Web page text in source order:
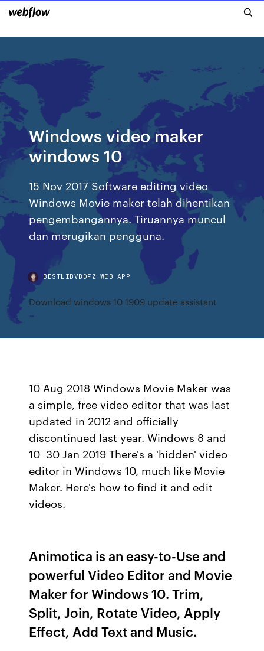
Windows video maker
windows 10
15 Nov 2017 Software editing video
Windows Movie maker telah dihentikan
pengembangannya. Tiruannya muncul
dan merugikan pengguna.
BESTLIBVBDFZ.WEB.APP
Download windows 10 1909 update assistant
10 Aug 2018 Windows Movie Maker was
a simple, free video editor that was last
updated in 2012 and officially
discontinued last year. Windows 8 and
10 30 Jan 2019 There's a 'hidden' video
editor in Windows 10, much like Movie
Maker. Here's how to find it and edit
videos.
Animotica is an easy-to-Use and
powerful Video Editor and Movie
Maker for Windows 10. Trim,
Split, Join, Rotate Video, Apply
Effect, Add Text and Music.